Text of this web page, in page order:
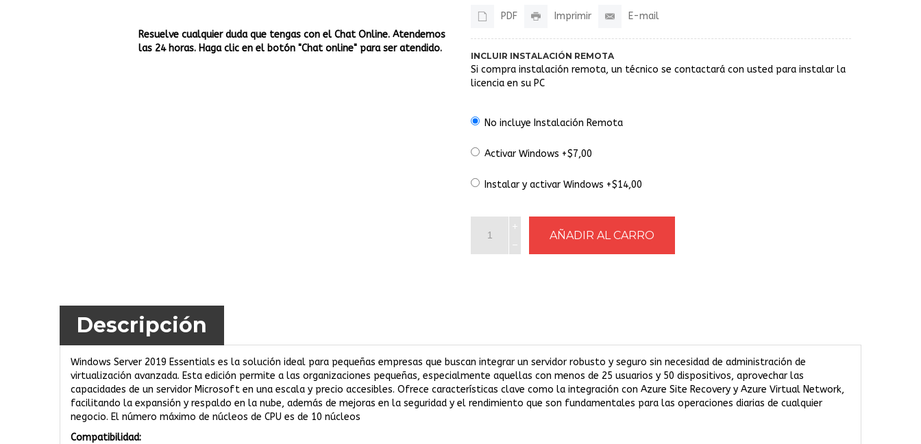
Resuelve cualquier duda que tengas con el Chat Online. Atendemos
las 24 horas. Haga clic en el botón "Chat online" para ser atendido.
PDF Imprimir E-mail
INCLUIR INSTALACIÓN REMOTA
Si compra instalación remota, un técnico se contactará con usted para instalar la
licencia en su PC
No incluye Instalación Remota
Activar Windows +$7,00
Instalar y activar Windows +$14,00
Descripción
Windows Server 2019 Essentials es la solución ideal para pequeñas empresas que buscan integrar un servidor robusto y seguro sin necesidad de administración de
virtualización avanzada. Esta edición permite a las organizaciones pequeñas, especialmente aquellas con menos de 25 usuarios y 50 dispositivos, aprovechar las
capacidades de un servidor Microsoft en una escala y precio accesibles. Ofrece características clave como la integración con Azure Site Recovery y Azure Virtual Network,
facilitando la expansión y respaldo en la nube, además de mejoras en la seguridad y el rendimiento que son fundamentales para las operaciones diarias de cualquier
negocio. El número máximo de núcleos de CPU es de 10 núcleos
Compatibilidad: